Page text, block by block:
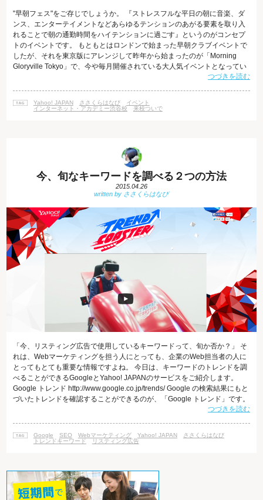
"早朝フェス"をご存じでしょうか。 『ストレスフルな平日の朝に音楽、ダ
ンス、エンターテイメントなどあらゆるテンションのあがる要素を取り入
れることで朝の通勤時間をハイテンションに過ごす』というのがコンセプ
トのイベントです。 もともとはロンドンで始まった早朝クラブイベントで
したが、それを東京版にアレンジして昨年から始まったのが「Morning
Gloryville Tokyo」で、今や毎月開催されている大人気イベントとなってい
ます。 ちなみに、今回のテーマは「カラフル」で、次回は5月27日（水）
ズ」を実施するとか。 開催場所はYahoo! JAPAN
つづきを読む
Yahoo! JAPAN ささくらはなび
イベント
インターネット・アカデミー渋谷校
来校ついで
今、旬なキーワードを調べる２つの方法
2015.04.26
「今、リスティング広告で使用しているキーワードって、旬か否か？」 そ
れは、Webマーケティングを担う人にとっても、企業のWeb担当者の人に
とってもとても重要な情報ですよね。 今日は、キーワードのトレンドを調
べることができるGoogleとYahoo! JAPANのサービスをご紹介します。
Google トレンド http://www.google.co.jp/trends/ Google の検索結果にもと
づいたトレンドを確認することができるのが、「Google トレンド」です。
指定したキーワードの「人気度の動向・地域別人気度・関連する検索キー
索トレンドをチェックすることができます。 しかも、ただ人気度の動きを
みるだけではな
つづきを読む
Google SEO Webマーケティング Yahoo! JAPAN
ささくらはなび
トレンドキーワード
リスティング広告